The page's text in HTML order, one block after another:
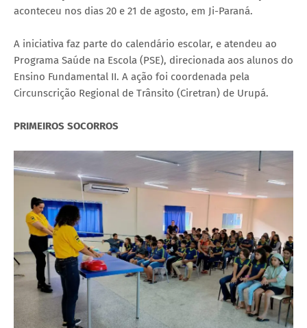
aconteceu nos dias 20 e 21 de agosto, em Ji-Paraná.
A iniciativa faz parte do calendário escolar, e atendeu ao
Programa Saúde na Escola (PSE), direcionada aos alunos do
Ensino Fundamental II. A ação foi coordenada pela
Circunscrição Regional de Trânsito (Ciretran) de Urupá.
PRIMEIROS SOCORROS